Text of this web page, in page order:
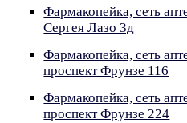
Фармакопейка, сеть
Сергея Лазо 3д
Фармакопейка, сеть
проспект Фрунзе 116
Фармакопейка, сеть
проспект Фрунзе 224